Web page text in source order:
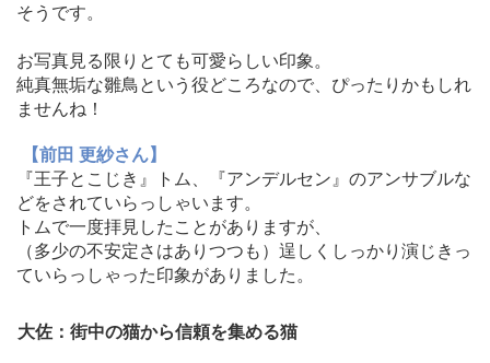
そうです。
お写真見る限りとても可愛らしい印象。
純真無垢な雛鳥という役どころなので、 ぴったりかもしれ
ませんね！
【前田 更紗さん】
『王子とこじき』トム、『アンデルセン』 のアンサブルな
どをされていらっしゃいます。
トムで一度拝見したことがありますが、
（多少の不安定さはありつつも） 逞しくしっかり演じきっ
ていらっしゃった印象がありました。
大佐：街中の猫から信頼を集める猫